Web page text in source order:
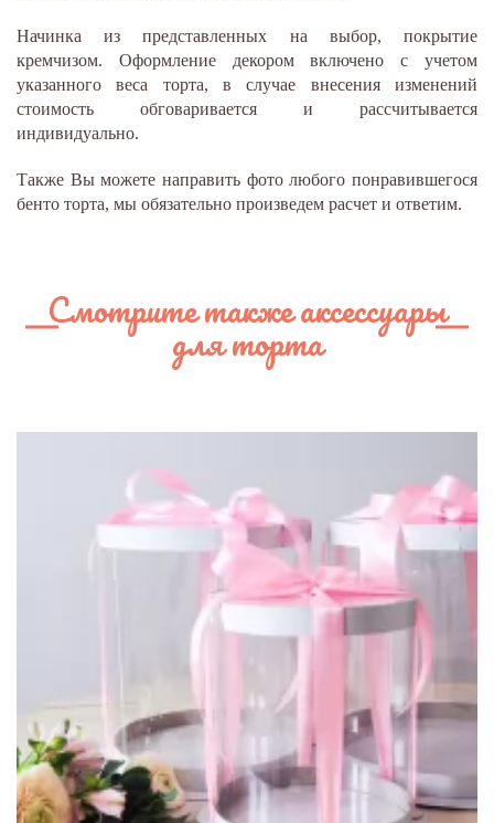
Начинка из представленных на выбор, покрытие
кремчизом. Оформление декором включено с учетом
указанного веса торта, в случае внесения изменений
стоимость обговаривается и рассчитывается
индивидуально.
Также Вы можете направить фото любого понравившегося
бенто торта, мы обязательно произведем расчет и ответим.
Смотрите также аксессуары
для торта